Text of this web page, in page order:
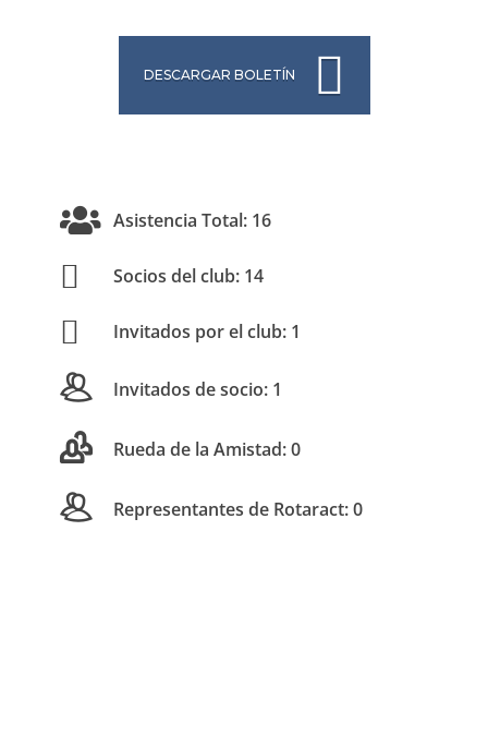
DESCARGAR BOLETÍN
Asistencia Total: 16
Socios del club: 14
Invitados por el club: 1
Invitados de socio: 1
Rueda de la Amistad: 0
Representantes de Rotaract: 0